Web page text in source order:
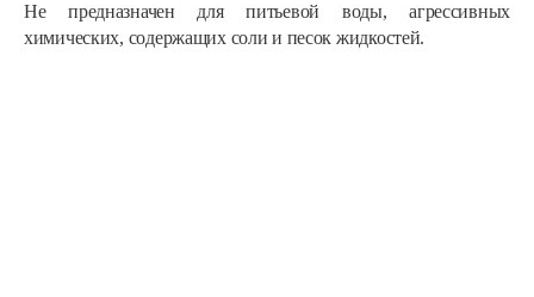
Не предназначен для питьевой воды, агрессивных
химических, содержащих соли и песок жидкостей.